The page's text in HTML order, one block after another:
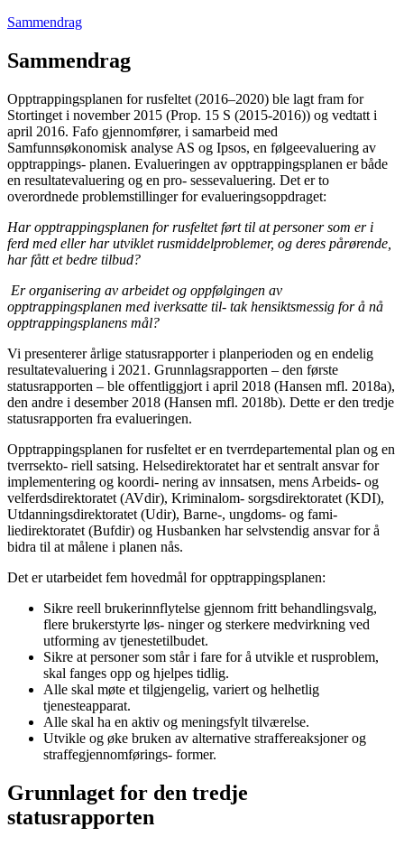
Sammendrag
Sammendrag
Opptrappingsplanen for rusfeltet (2016–2020) ble lagt fram for
Stortinget i november 2015 (Prop. 15 S (2015-2016)) og vedtatt i
april 2016. Fafo gjennomfører, i samarbeid med
Samfunnsøkonomisk analyse AS og Ipsos, en følgeevaluering av
opptrappings- planen. Evalueringen av opptrappingsplanen er både
en resultatevaluering og en pro- sessevaluering. Det er to
overordnede problemstillinger for evalueringsoppdraget:
Har opptrappingsplanen for rusfeltet ført til at personer som er i
ferd med eller har utviklet rusmiddelproblemer, og deres pårørende,
har fått et bedre tilbud?
Er organisering av arbeidet og oppfølgingen av
opptrappingsplanen med iverksatte til- tak hensiktsmessig for å nå
opptrappingsplanens mål?
Vi presenterer årlige statusrapporter i planperioden og en endelig
resultatevaluering i 2021. Grunnlagsrapporten – den første
statusrapporten – ble offentliggjort i april 2018 (Hansen mfl. 2018a),
den andre i desember 2018 (Hansen mfl. 2018b). Dette er den tredje
statusrapporten fra evalueringen.
Opptrappingsplanen for rusfeltet er en tverrdepartemental plan og en
tverrsekto- riell satsing. Helsedirektoratet har et sentralt ansvar for
implementering og koordi- nering av innsatsen, mens Arbeids- og
velferdsdirektoratet (AVdir), Kriminalom- sorgsdirektoratet (KDI),
Utdanningsdirektoratet (Udir), Barne-, ungdoms- og fami-
liedirektoratet (Bufdir) og Husbanken har selvstendig ansvar for å
bidra til at målene i planen nås.
Det er utarbeidet fem hovedmål for opptrappingsplanen:
Sikre reell brukerinnflytelse gjennom fritt behandlingsvalg,
flere brukerstyrte løs- ninger og sterkere medvirkning ved
utforming av tjenestetilbudet.
Sikre at personer som står i fare for å utvikle et rusproblem,
skal fanges opp og hjelpes tidlig.
Alle skal møte et tilgjengelig, variert og helhetlig
tjenesteapparat.
Alle skal ha en aktiv og meningsfylt tilværelse.
Utvikle og øke bruken av alternative straffereaksjoner og
straffegjennomførings- former.
Grunnlaget for den tredje
statusrapporten